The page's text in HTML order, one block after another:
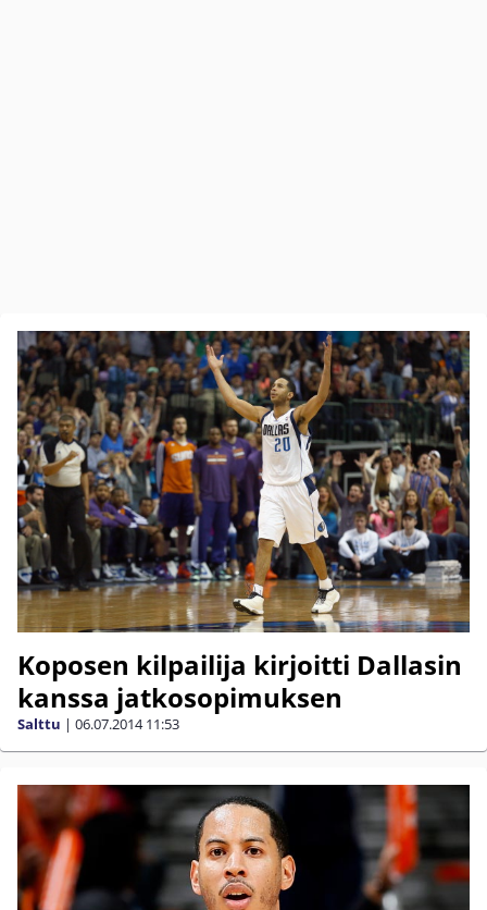
Koposen kilpailija kirjoitti Dallasin
kanssa jatkosopimuksen
Salttu | 06.07.2014 11:53